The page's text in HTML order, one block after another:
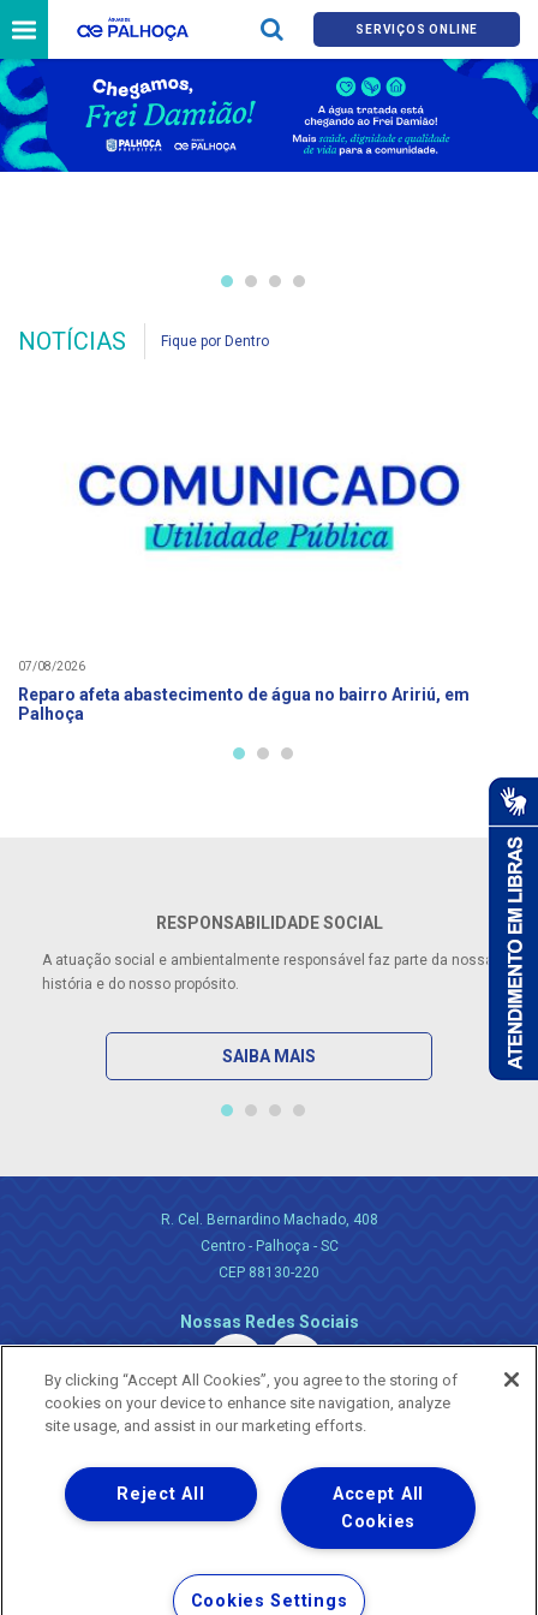
SERVIÇOS ONLINE
NOTÍCIAS Fique por Dentro
07/08/2026
Reparo afeta abastecimento de água no bairro Aririú, em
Palhoça
RESPONSABILIDADE SOCIAL
A atuação social e ambientalmente responsável faz parte da nossa
história e do nosso propósito.
SAIBA MAIS
R. Cel. Bernardino Machado, 408
Centro - Palhoça - SC
CEP 88130-220
Nossas Redes Sociais
Uma empresa
Copyright ® 2026 - Todos os Direitos Reservados.
Nossa natureza movimenta a vida
Termos Gerais de Uso de Sites e Aplicativos
By clicking “Accept All Cookies”, you agree to the storing of
cookies on your device to enhance site navigation, analyze
site usage, and assist in our marketing efforts.
Accept All
Cookies
Reject All
Cookies Settings